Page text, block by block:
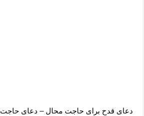
دعای قدح برای حاجت محال – دعای حاجت